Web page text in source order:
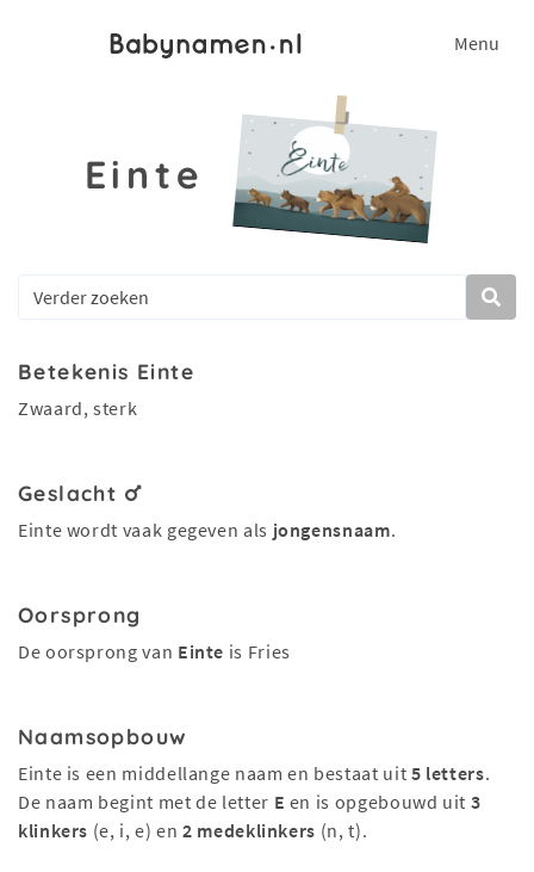
Menu
Einte
Betekenis Einte
Zwaard, sterk
Geslacht
Einte wordt vaak gegeven als jongensnaam.
Oorsprong
De oorsprong van Einte is Fries
Naamsopbouw
Einte is een middellange naam en bestaat uit 5 letters.
De naam begint met de letter E en is opgebouwd uit 3
klinkers (e, i, e) en2 medeklinkers (n, t).